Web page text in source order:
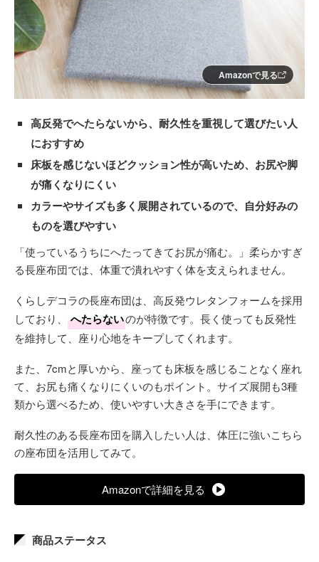
Amazonで見る
高反発でへたらないから、耐久性を重視して選びたい人
におすすめ
床板を感じないほどクッション性が高いため、お尻や脚
が痛くなりにくい
カラーやサイズも多く展開されているので、自分好みの
ものを選びやすい
「使っているうちにへたってきてお尻が痛む。」柔らかすぎ
る長座布団では、体重で潰れやすく体を支えられません。
くらしデコラの長座布団は、高反発ウレタンフォームを採用
しており、
へたらないのが特徴です。長く使っても反発性
を維持して、座り心地をキープしてくれます。
また、7cmと厚いから、座っても床板を感じることなく座れ
て、お尻も痛くなりにくいのもポイント。サイズ展開も3種
類から選べるため、使いやすい大きさを手にできます。
耐久性のある長座布団を購入したい人は、体圧に強いこちら
の座布団を活用してみて。
Amazonで詳細を見る
商品ステータス